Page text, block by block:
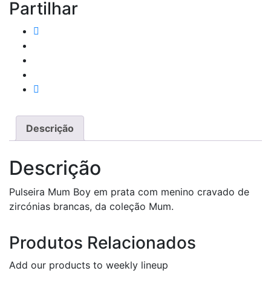
Partilhar
Descrição
Descrição
Pulseira Mum Boy em prata com menino cravado de
zircónias brancas, da coleção Mum.
Produtos Relacionados
Add our products to weekly lineup